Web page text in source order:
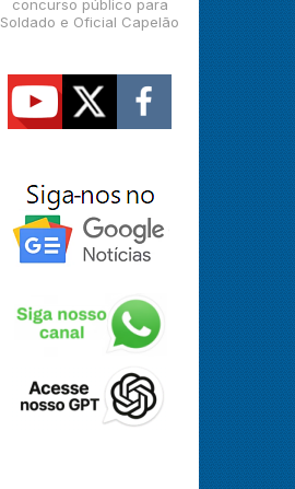
concurso público para
Soldado e Oficial Capelão